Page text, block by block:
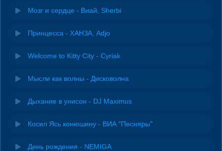
Мозг и сердце - Виай, Sherbi
Принцесса - ХАНЗА, Adjo
Welcome to Kitty City - Cyriak
Мысли как волны - Дисковолна
Дыхание в унисон - DJ Maximus
Косил Ясь конюшину - ВИА "Песняры"
День рождения - NEMIGA